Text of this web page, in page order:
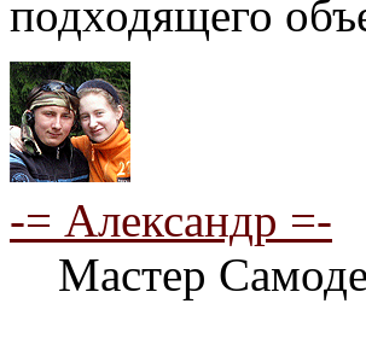
подходящего
-= Александр =-
Мастер